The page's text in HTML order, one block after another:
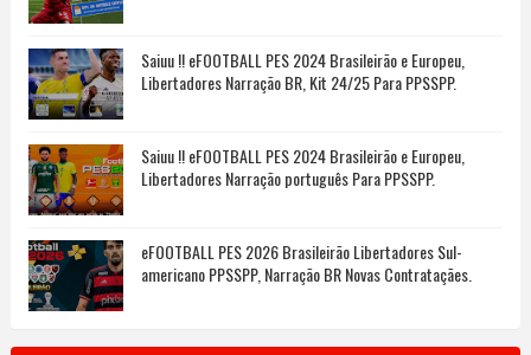
Saiuu !! eFOOTBALL PES 2024 Brasileirão e Europeu,
Libertadores Narração BR, Kit 24/25 Para PPSSPP.
Saiuu !! eFOOTBALL PES 2024 Brasileirão e Europeu,
Libertadores Narração português Para PPSSPP.
eFOOTBALL PES 2026 Brasileirão Libertadores Sul-
americano PPSSPP, Narração BR Novas Contrataçães.